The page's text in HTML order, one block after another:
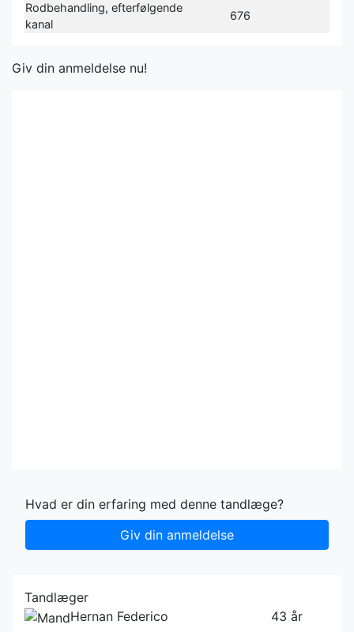
Rodbehandling, efterfølgende
kanal
676
Giv din anmeldelse nu!
Hvad er din erfaring med denne tandlæge?
Giv din anmeldelse
Tandlæger
Hernan Federico
43 år